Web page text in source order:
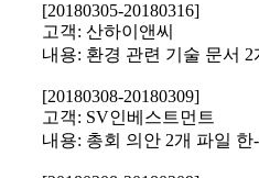
[20180305-20180316]
고객: 산하이앤씨
내용: 환경 관련 기술 문서
[20180308-20180309]
고객: SV인베스트먼트
내용: 총회 의안 2개 파일 한